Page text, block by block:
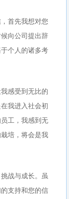
首先我想对您
向公司提出辞
个人的诸多考
感受到无比的
我进入社会初
工，我感到无
培，将会是我
战与成长。虽
支持和您的信